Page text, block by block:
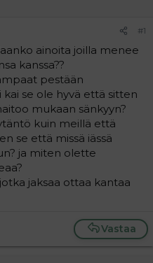
#1
ainoita joilla menee
kanssa??
pestään
se ole hyvä että sitten
mukaan sänkyyn?
kuin meillä että
se että missä iässä
ja miten olette
jaksaa ottaa kantaa
Vastaa